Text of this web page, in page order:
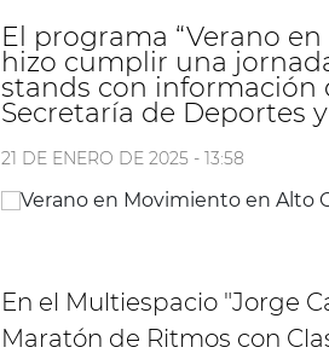
El programa “Verano
hizo cumplir una
stands con información
Secretaría de Deportes
21 DE ENERO DE 2025 - 13:58
En el Multiespacio "Jorge
Maratón de Ritmos con